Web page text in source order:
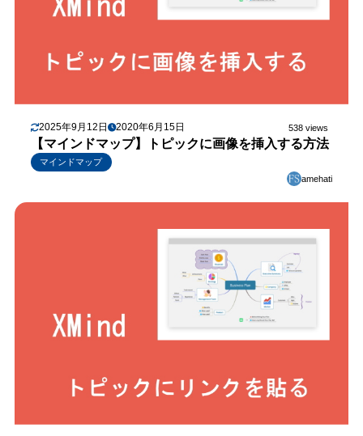
2025年9月12日 2020年6月15日 538 views
【マインドマップ】トピックに画像を挿入する方法
マインドマップ
amehati